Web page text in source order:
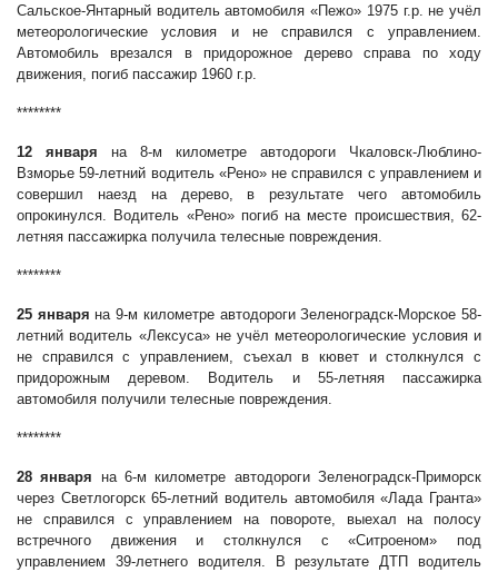
Сальское-Янтарный водитель автомобиля «Пежо» 1975 г.р. не учёл
метеорологические условия и не справился с управлением.
Автомобиль врезался в придорожное дерево справа по ходу
движения, погиб пассажир 1960 г.р.
********
12 января на 8-м километре автодороги Чкаловск-Люблино-
Взморье 59-летний водитель «Рено» не справился с управлением и
совершил наезд на дерево, в результате чего автомобиль
опрокинулся. Водитель «Рено» погиб на месте происшествия, 62-
летняя пассажирка получила телесные повреждения.
********
25 января на 9-м километре автодороги Зеленоградск-Морское 58-
летний водитель «Лексуса» не учёл метеорологические условия и
не справился с управлением, съехал в кювет и столкнулся с
придорожным деревом. Водитель и 55-летняя пассажирка
автомобиля получили телесные повреждения.
********
28 января на 6-м километре автодороги Зеленоградск-Приморск
через Светлогорск 65-летний водитель автомобиля «Лада Гранта»
не справился с управлением на повороте, выехал на полосу
встречного движения и столкнулся с «Ситроеном» под
управлением 39-летнего водителя. В результате ДТП водитель